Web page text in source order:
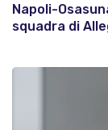
Napoli-
squadra di